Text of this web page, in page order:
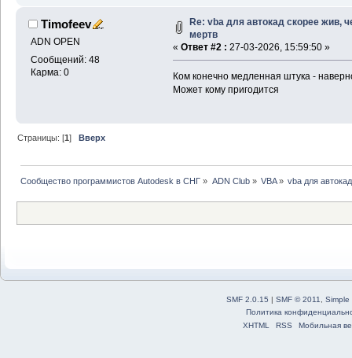
Timofeev
ADN OPEN
Сообщений: 48
Карма: 0
Re: vba для автокад скорее жив,
мертв
« Ответ #2 : 27-03-2026, 15:59:50 »
Ком конечно медленная штука -
Может кому пригодится
Страницы: [1] Вверх
Сообщество программистов Autodesk в СНГ » ADN Club» VBA» vba для
SMF 2.0.15 SMF © 2011, Simple
Политика
XHTML
RSS Мобильная